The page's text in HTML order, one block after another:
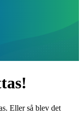
Eller så blev det